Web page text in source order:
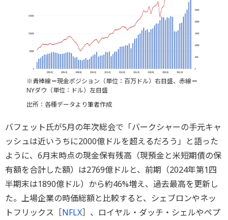
※青棒線＝現金ポジション（単位：百万ドル）右目盛、赤線＝
NYダウ（単位：ドル）左目盛
出所：各種データより筆者作成
バフェット氏が5月の年次総会で「バークシャーの手元キャ
ッシュは近いうちに2000億ドルを超えるだろう」と語った
ように、6月末時点の現金保有残高（現預金と米短期債の保
有額を合計した額）は2769億ドルと、前期（2024年第1四
半期末は1890億ドル）から約46%増え、過去最高を更新し
た。上場企業の時価総額と比較すると、シェブロンやネッ
トフリックス［NFLX］、ロイヤル・ダッチ・シェルやペプ